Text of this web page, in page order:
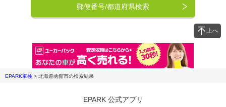
郵便番号/都道府県検索
上へ
EPARK車検 > 北海道函館市の検索結果